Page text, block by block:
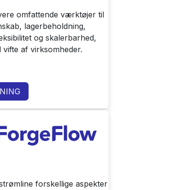
omfattende værktøjer til
lagerbeholdning,
og skalerbarhed,
af virksomheder.
forskellige aspekter